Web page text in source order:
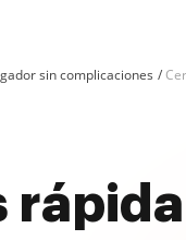
sin complicaciones